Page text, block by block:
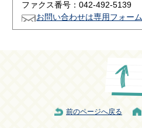
ファクス番号：042-492-5139
お問い合わせは専用フォー
前のページへ戻る